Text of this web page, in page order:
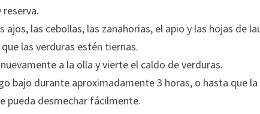
reserva.
ajos, las cebollas, las zanahorias, el apio y las hojas de
las verduras estén tiernas.
a la olla y vierte el caldo de verduras.
bajo durante aproximadamente 3 horas, o hasta que la
pueda desmechar fácilmente.